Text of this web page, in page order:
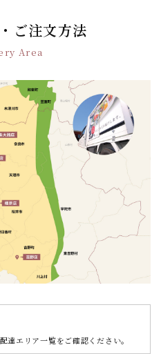
ご注文方法
Area
達エリア一覧をご確認ください。